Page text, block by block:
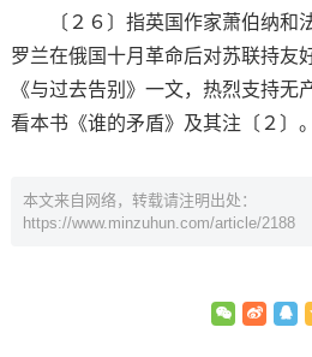
〔２６〕指英国作家萧伯纳和法
罗兰在俄国十月革命后对苏联持友
《与过去告别》一文，热烈支持无
看本书《谁的矛盾》及其注〔２〕。
本文来自网络，转载请注明出处：
https://www.minzuhun.com/article/2188